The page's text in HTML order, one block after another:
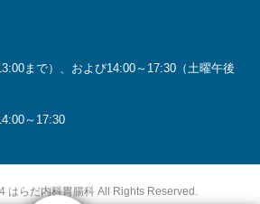
まで）、および14:00～17:30（土曜午後
～17:30
はらだ内科胃腸科 All Rights Reserved.